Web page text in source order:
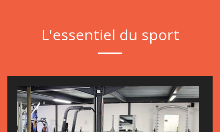
L'essentiel du sport